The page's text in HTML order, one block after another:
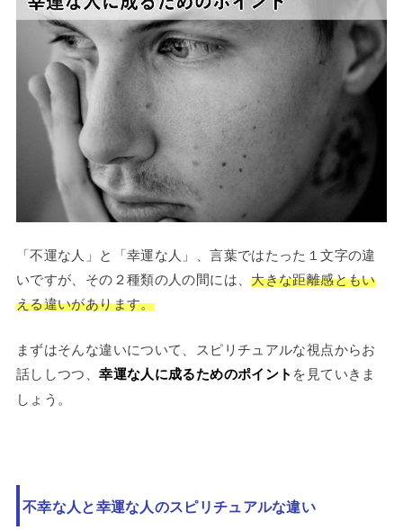
「不運な人」と「幸運な人」、言葉ではたった１文字の違
いですが、その２種類の人の間には、大きな距離感ともい
える違いがあります。
まずはそんな違いについて、スピリチュアルな視点からお
話ししつつ、幸運な人に成るためのポイント を見ていきま
しょう。
不幸な人と幸運な人のスピリチュアルな違い